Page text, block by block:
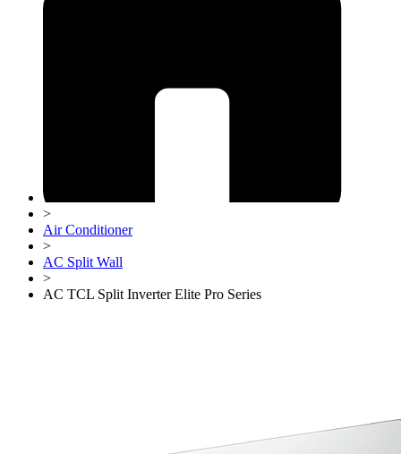
>
Air Conditioner
>
AC Split Wall
>
AC TCL Split Inverter Elite Pro Series